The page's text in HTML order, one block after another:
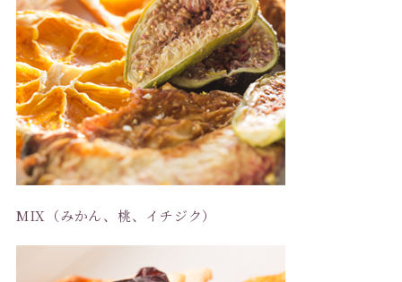
MIX（みかん、桃、イチジク）